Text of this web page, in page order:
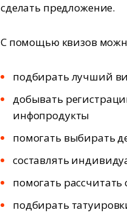
сделать предложение.
С помощью квизов
подбирать лучший
добывать
инфопродукты
помогать выбирать
составлять
помогать рассчитать
подбирать